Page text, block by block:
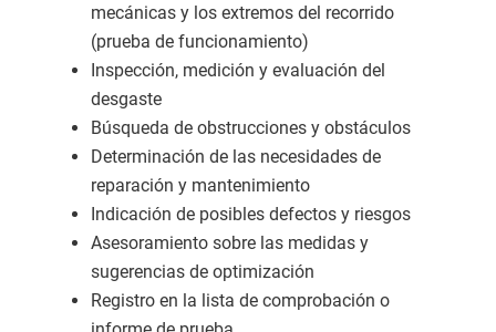
mecánicas y los extremos del recorrido
(prueba de funcionamiento)
Inspección, medición y evaluación del
desgaste
Búsqueda de obstrucciones y obstáculos
Determinación de las necesidades de
reparación y mantenimiento
Indicación de posibles defectos y riesgos
Asesoramiento sobre las medidas y
sugerencias de optimización
Registro en la lista de comprobación o